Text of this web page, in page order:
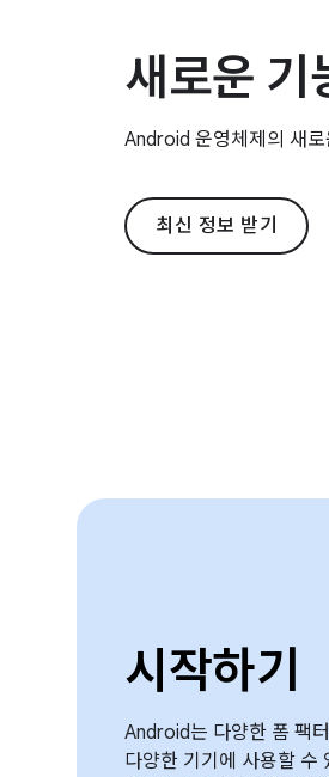
새로운 기
Android 운영체제의 새
최신 정보 받기
시작하기
Android는 다양한 폼 팩
다양한 기기에 사용할 수